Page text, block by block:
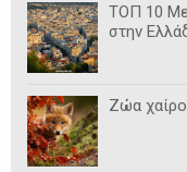
ΤΟΠ 10
στην
Ζώα